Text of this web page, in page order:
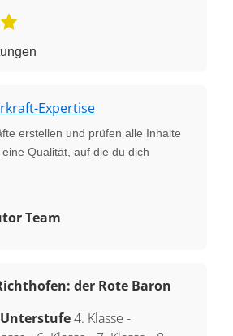
Expertise
erstellen und prüfen alle Inhalte
Qualität, auf die du dich
Team
der Rote Baron
Unterstufe4. Klasse -